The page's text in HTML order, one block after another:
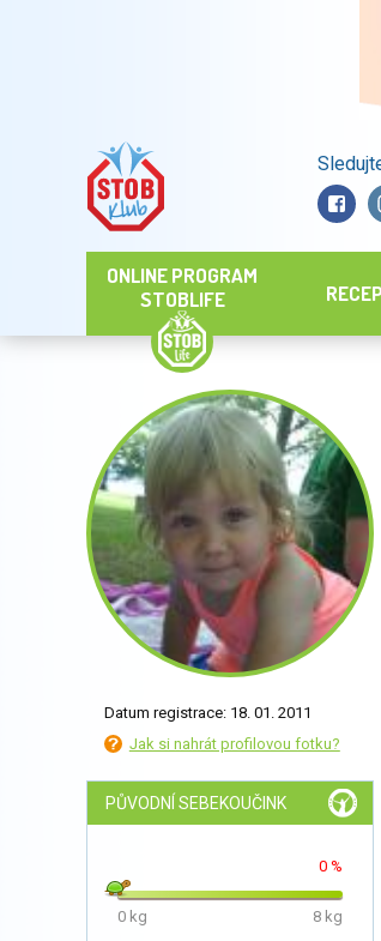
ONLINE PROGRAM
STOBLIFE
Datum registrace: 18. 01. 2011
Jak si nahrát profilovou fotku?
PŮVODNÍ SEBEKOUČINK
0 %
0 kg
8 kg